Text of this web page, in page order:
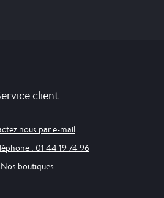
client
nous par e-mail
: 01 44 19 74 96
Nos boutiques